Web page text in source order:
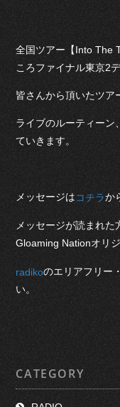
全国ツアー【Into The
ころファイナル東京2デ
皆さんから頂いたツア
ライブのルーティーン
ていきます。
メッセージはコチラか
メッセージが読まれた
Gloaming Nationオリ
radikoのエリアフリー
い。
CATEGORY